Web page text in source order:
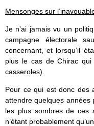
Mensonges sur
Je n’ai jamais vu un
campagne électorale
concernant, et lorsqu’il
plus le cas de Chirac
casseroles).
Pour ce qui est donc des
attendre quelques années
les plus sombres de ces
n’étant probablement